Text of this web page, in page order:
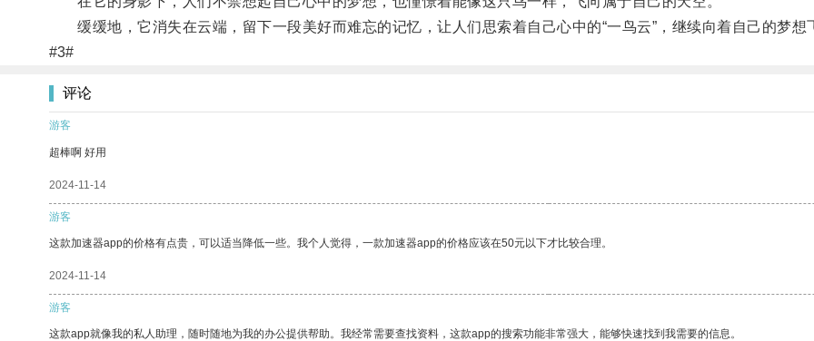
缓缓地，它消失在云端，留下一段美好而难忘的记忆，让人们思索着自己心中的“一鸟云”，继续向着自己的梦想
#3#
评论
游客
超棒啊 好用
2024-11-14
游客
这款加速器app的价格有点贵，可以适当降低一些。我个人觉得，一款加速器app的价格应该在50元以下才比较合理。
2024-11-14
游客
这款app就像我的私人助理，随时随地为我的办公提供帮助。我经常需要查找资料，这款app的搜索功能非常强大，能够快速找到我需要的信息。